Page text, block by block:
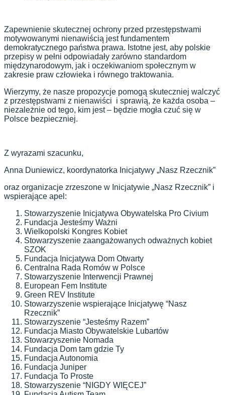
Zapewnienie skutecznej ochrony przed przestępstwami
motywowanymi nienawiścią jest fundamentem
demokratycznego państwa prawa. Istotne jest, aby polskie
przepisy w pełni odpowiadały zarówno standardom
międzynarodowym, jak i oczekiwaniom społecznym w
zakresie praw człowieka i równego traktowania.
Wierzymy, że nasze propozycje pomogą skuteczniej walczyć
z przestępstwami z nienawiści i sprawią, że każda osoba –
niezależnie od tego, kim jest – będzie mogła czuć się w
Polsce bezpieczniej.
Z wyrazami szacunku,
Anna Duniewicz, koordynatorka Inicjatywy „Nasz Rzecznik”
oraz organizacje zrzeszone w Inicjatywie „Nasz Rzecznik” i
wspierające apel:
Stowarzyszenie Inicjatywa Obywatelska Pro Civium
Fundacja Jesteśmy Ważni
Wielkopolski Kongres Kobiet
Stowarzyszenie zaangażowanych odważnych kobiet
SZOK
Fundacja Inicjatywa Dom Otwarty
Centralna Rada Romów w Polsce
Stowarzyszenie Interwencji Prawnej
European Fem Institute
Green REV Institute
Stowarzyszenie wspierające Inicjatywę “Nasz
Rzecznik”
Stowarzyszenie “Jesteśmy Razem”
Fundacja Miasto Obywatelskie Lubartów
Stowarzyszenie Nomada
Fundacja Dom tam gdzie Ty
Fundacja Autonomia
Fundacja Juniper
Fundacja To Proste
Stowarzyszenie “NIGDY WIĘCEJ”